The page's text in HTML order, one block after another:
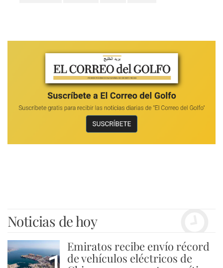
Noticias de hoy
Emiratos recibe envío récord
de vehículos eléctricos de